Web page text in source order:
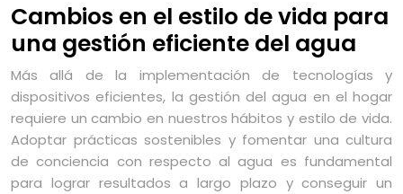
Cambios en el estilo de vida para
una gestión eficiente del agua
Más allá de la implementación de tecnologías y
dispositivos eficientes, la gestión del agua en el hogar
requiere un cambio en nuestros hábitos y estilo de vida.
Adoptar prácticas sostenibles y fomentar una cultura
de conciencia con respecto al agua es fundamental
para lograr resultados a largo plazo y conseguir un